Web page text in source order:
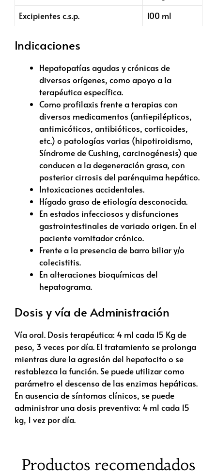
Excipientes c.s.p.
100 ml
Indicaciones
Hepatopatías agudas y crónicas de
diversos orígenes, como apoyo a la
terapéutica específica.
Como profilaxis frente a terapias con
diversos medicamentos (antiepilépticos,
antimicóticos, antibióticos, corticoides,
etc.) o patologías varias (hipotiroidismo,
Síndrome de Cushing, carcinogénesis) que
conducen a la degeneración grasa, con
posterior cirrosis del parénquima hepático.
Intoxicaciones accidentales.
Hígado graso de etiología desconocida.
En estados infecciosos y disfunciones
gastrointestinales de variado origen. En el
paciente vomitador crónico.
Frente a la presencia de barro biliar y/o
colecistitis.
En alteraciones bioquímicas del
hepatograma.
Dosis y vía de Administración
Vía oral. Dosis terapéutica: 4 ml cada 15 Kg de
peso, 3 veces por día. El tratamiento se prolonga
mientras dure la agresión del hepatocito o se
restablezca la función. Se puede utilizar como
parámetro el descenso de las enzimas hepáticas.
En ausencia de síntomas clínicos, se puede
administrar una dosis preventiva: 4 ml cada 15
kg, 1 vez por día.
Productos recomendados